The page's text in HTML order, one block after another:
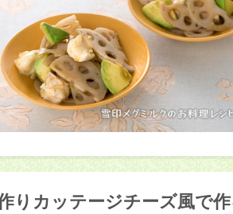
りカッテージチーズ風で